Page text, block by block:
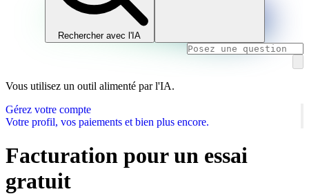
Rechercher avec l'IA
Vous utilisez un outil alimenté par l'IA.
Gérez votre compte
Votre profil, vos paiements et bien plus encore.
Facturation pour un essai
gratuit